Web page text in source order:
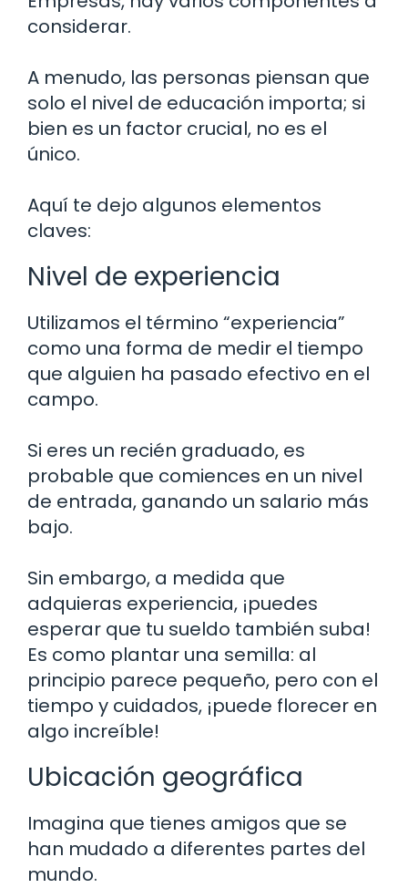
considerar.
A menudo, las personas piensan que
solo el nivel de educación importa; si
bien es un factor crucial, no es el
único.
Aquí te dejo algunos elementos
claves:
Nivel de experiencia
Utilizamos el término “experiencia”
como una forma de medir el tiempo
que alguien ha pasado efectivo en el
campo.
Si eres un recién graduado, es
probable que comiences en un nivel
de entrada, ganando un salario más
bajo.
Sin embargo, a medida que
adquieras experiencia, ¡puedes
esperar que tu sueldo también suba!
Es como plantar una semilla: al
principio parece pequeño, pero con el
tiempo y cuidados, ¡puede florecer en
algo increíble!
Ubicación geográfica
Imagina que tienes amigos que se
han mudado a diferentes partes del
mundo.